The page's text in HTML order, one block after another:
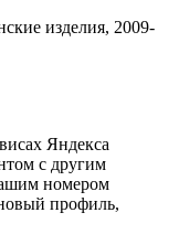
изделия, 2009-
Яндекса
с другим
номером
профиль,